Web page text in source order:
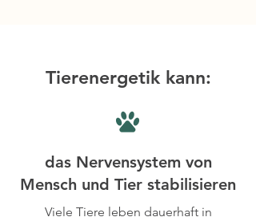
Tierenergetik kann:
das Nervensystem von
Mensch und Tier stabilisieren
Viele Tiere leben dauerhaft in